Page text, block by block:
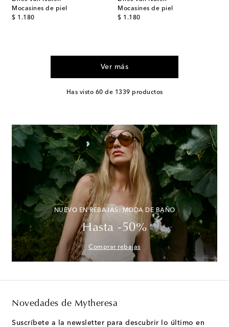
Mocasines de piel
$ 1.180
original price
Mocasines de piel
$ 1.180
original price
Ver más
Has visto 60 de 1339 productos
NUEVO EN REBAJAS: MODA DE BAÑO
Hasta -50%
Comprar rebajas
Novedades de Mytheresa
Suscríbete a la newsletter para descubrir lo último en